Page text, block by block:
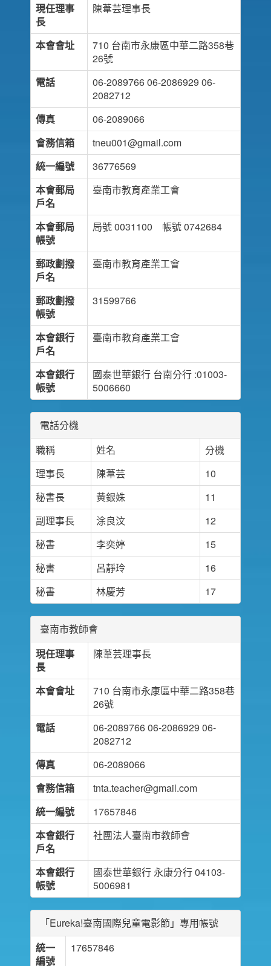
現任理事
長
陳葦芸理事長
本會會址
710 台南市永康區中華二路358巷
26號
電話
06-2089766 06-2086929 06-
2082712
傳真
06-2089066
會務信箱
tneu001@gmail.com
統一編號
36776569
本會郵局
戶名
臺南市教育產業工會
本會郵局
帳號
局號 0031100 帳號 0742684
郵政劃撥
戶名
臺南市教育產業工會
郵政劃撥
帳號
31599766
本會銀行
戶名
臺南市教育產業工會
本會銀行
帳號
國泰世華銀行 台南分行 :01003-
5006660
電話分機
職稱
姓名
分機
理事長
陳葦芸
10
秘書長
黃銀姝
11
副理事長
涂良汶
12
秘書
李奕婷
15
秘書
呂靜玲
16
秘書
林慶芳 17
臺南市教師會
現任理事
長
陳葦芸理事長
本會會址
710 台南市永康區中華二路358巷
26號
電話
06-2089766 06-2086929 06-
2082712
傳真
06-2089066
會務信箱
tnta.teacher@gmail.com
統一編號
17657846
本會銀行
戶名
社團法人臺南市教師會
本會銀行
帳號
國泰世華銀行 永康分行 04103-
5006981
「Eureka!臺南國際兒童電影節」專用帳號
統一
編號
17657846